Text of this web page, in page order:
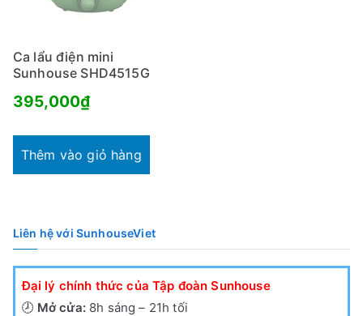
Ca lẩu điện mini
Sunhouse SHD4515G
395,000₫
Thêm vào giỏ hàng
Liên hệ với SunhouseViet
Đại lý chính thức của Tập đoàn Sunhouse
🕗 Mở cửa:8h sáng – 21h tối